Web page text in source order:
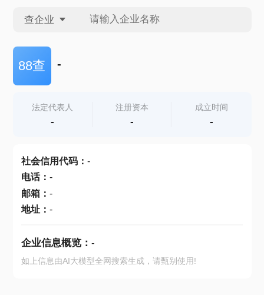
查企业
查企业
查产地
88查 -
法定代表人
-
注册资本
-
成立时间
-
社会信用代码： -
电话： -
邮箱： -
地址： -
企业信息概览： -
如上信息由AI大模型全网搜索生成，请甄别使用!